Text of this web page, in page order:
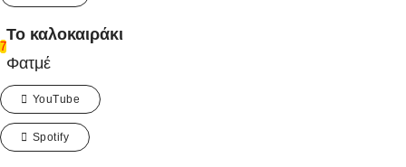
7
Το καλοκαιράκι
Φατμέ
YouTube
Spotify